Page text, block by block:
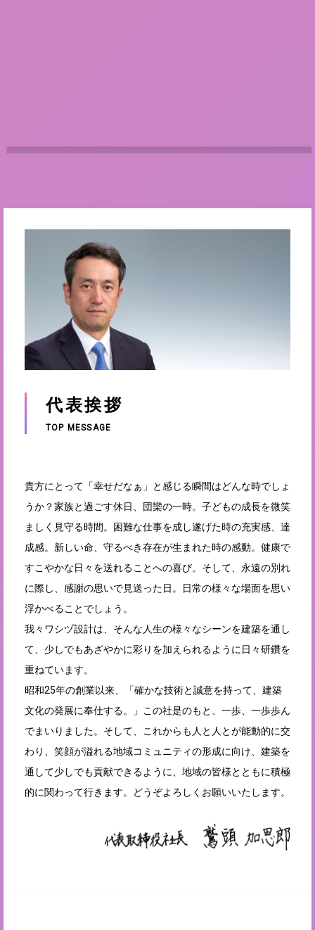
代表挨拶
TOP MESSAGE
貴方にとって「幸せだなぁ」と感じる瞬間はどんな時でしょ
うか？家族と過ごす休日、団欒の一時。子どもの成長を微笑
ましく見守る時間。困難な仕事を成し遂げた時の充実感、達
成感。新しい命、守るべき存在が生まれた時の感動。健康で
すこやかな日々を送れることへの喜び。そして、永遠の別れ
に際し、感謝の思いで見送った日。日常の様々な場面を思い
浮かべることでしょう。
我々ワシヅ設計は、そんな人生の様々なシーンを建築を通し
て、少しでもあざやかに彩りを加えられるように日々研鑽を
重ねています。
昭和25年の創業以来、「確かな技術と誠意を持って、建築
文化の発展に奉仕する。」この社是のもと、一歩、一歩歩ん
でまいりました。そして、これからも人と人とが能動的に交
わり、笑顔が溢れる地域コミュニティの形成に向け、建築を
通して少しでも貢献できるように、地域の皆様とともに積極
的に関わって行きます。どうぞよろしくお願いいたします。